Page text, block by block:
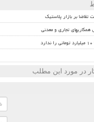
بر بازار پلاستیک
تجاری و معدنی
در مورد این مطلب